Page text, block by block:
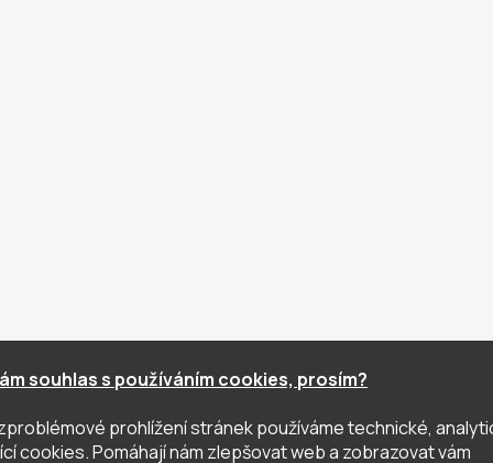
souhlas s používáním cookies, prosím?
prohlížení stránek používáme technické,
cookies. Pomáhají nám zlepšovat web a zobrazovat vám